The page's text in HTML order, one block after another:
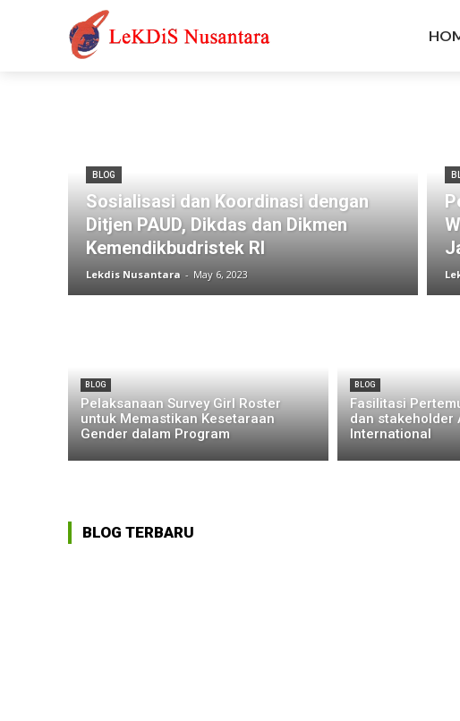
BLOG
Sosialisasi dan Koordinasi dengan
Ditjen PAUD, Dikdas dan Dikmen
Kemendikbudristek RI
Lekdis Nusantara - May 6, 2023
BLOG
Pelaksanaan Survey Girl Roster
untuk Memastikan Kesetaraan
Gender dalam Program
BLOG
Fasilitasi
dan stakeholder
International
BLOG TERBARU